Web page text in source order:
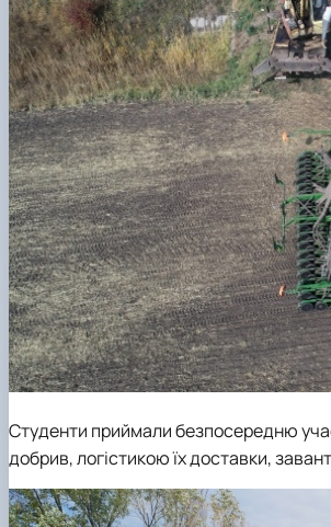
Студенти приймали безпосередню
добрив, логістикою їх доставки,